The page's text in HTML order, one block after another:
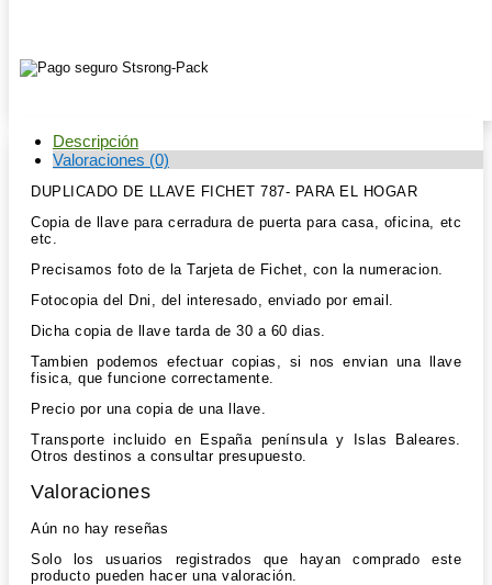
Descripción
Valoraciones (0)
DUPLICADO DE LLAVE FICHET 787- PARA EL HOGAR
Copia de llave para cerradura de puerta para casa, oficina, etc
etc.
Precisamos foto de la Tarjeta de Fichet, con la numeracion.
Fotocopia del Dni, del interesado, enviado por email.
Dicha copia de llave tarda de 30 a 60 dias.
Tambien podemos efectuar copias, si nos envian una llave
fisica, que funcione correctamente.
Precio por una copia de una llave.
Transporte incluido en España península y Islas Baleares.
Otros destinos a consultar presupuesto.
Valoraciones
Aún no hay reseñas
Solo los usuarios registrados que hayan comprado este
producto pueden hacer una valoración.